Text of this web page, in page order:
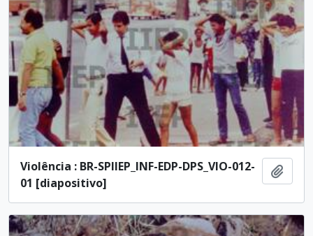
Violência : BR-SPIIEP_INF-EDP-DPS_VIO-012-
01 [diapositivo]